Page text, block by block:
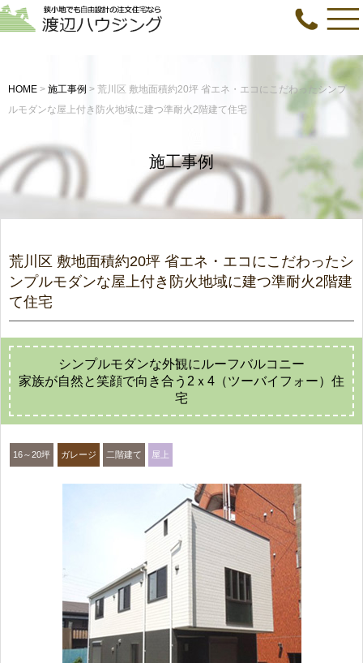
HOME > 施工事例 > 荒川区 敷地面積約20坪 省エネ・エコにこだわったシンプ
ルモダンな屋上付き防火地域に建つ準耐火2階建て住宅
施工事例
荒川区 敷地面積約20坪 省エネ・エコにこだわったシ
ンプルモダンな屋上付き防火地域に建つ準耐火2階建
て住宅
シンプルモダンな外観にルーフバルコニー
家族が自然と笑顔で向き合う2ｘ4（ツーバイフォー）住
宅
16～20坪 ガレージ 二階建て 屋上